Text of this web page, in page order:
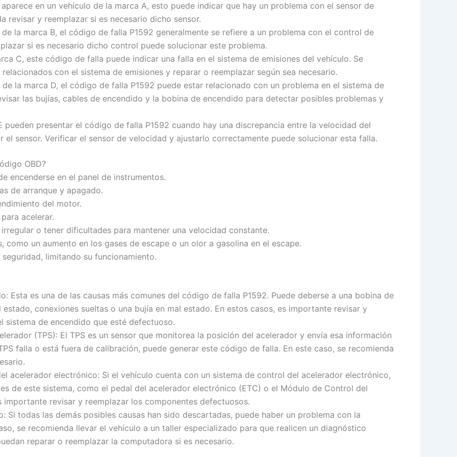
en un vehículo de la marca A, esto puede indicar que hay un problema con el sensor de
revisar y reemplazar si es necesario dicho sensor.
la marca B, el código de falla P1592 generalmente se refiere a un problema con el control de
si es necesario dicho control puede solucionar este problema.
C, este código de falla puede indicar una falla en el sistema de emisiones del vehículo. Se
con el sistema de emisiones y reparar o reemplazar según sea necesario.
la marca D, el código de falla P1592 puede estar relacionado con un problema en el sistema de
las bujías, cables de encendido y la bobina de encendido para detectar posibles problemas y
presentar el código de falla P1592 cuando hay una discrepancia entre la velocidad del
sensor. Verificar el sensor de velocidad y ajustarlo correctamente puede solucionar esta falla.
OBD?
encenderse en el panel de instrumentos.
de arranque y apagado.
del motor.
acelerar.
o tener dificultades para mantener una velocidad constante.
como un aumento en los gases de escape o un olor a gasolina en el escape.
limitando su funcionamiento.
Esta es una de las causas más comunes del código de falla P1592. Puede deberse a una bobina de
conexiones sueltas o una bujía en mal estado. En estos casos, es importante revisar y
sistema de encendido que esté defectuoso.
(TPS): El TPS es un sensor que monitorea la posición del acelerador y envía esa información
falla o está fuera de calibración, puede generar este código de falla. En este caso, se recomienda
acelerador electrónico: Si el vehículo cuenta con un sistema de control del acelerador electrónico,
de este sistema, como el pedal del acelerador electrónico (ETC) o el Módulo de Control del
importante revisar y reemplazar los componentes defectuosos.
Si todas las demás posibles causas han sido descartadas, puede haber un problema con la
se recomienda llevar el vehículo a un taller especializado para que realicen un diagnóstico
reparar o reemplazar la computadora si es necesario.